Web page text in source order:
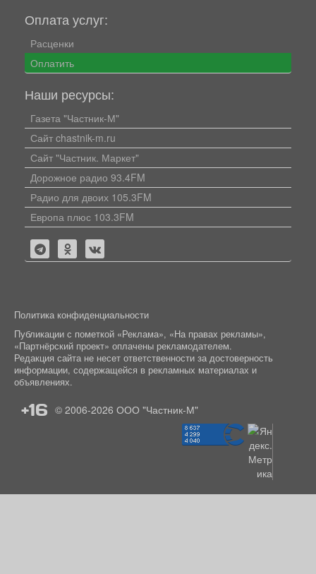
Оплата услуг:
Расценки
Оплатить
Наши ресурсы:
Газета "Частник-М"
Сайт chastnik-m.ru
Сайт "Частник. Маркет"
Дорожное радио 93.4FM
Радио для двоих 105.3FM
Европа плюс 103.3FM
Политика конфиденциальности
Публикации с пометкой «Реклама», «На правах рекламы»,
«Партнёрский проект» оплачены рекламодателем.
Редакция сайта не несет ответственности за достоверность
информации, содержащейся в рекламных материалах и
объявлениях.
+16 © 2006-2026 ООО "Частник-М"